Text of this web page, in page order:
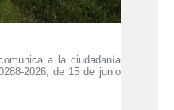
a la ciudadanía
2026, de 15 de junio